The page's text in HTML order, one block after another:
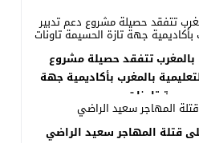
تتفقد حصيلة مشروع
بالمغرب بأكاديمية جهة
تاونات
قتلة المهاجر سعيد الراضي